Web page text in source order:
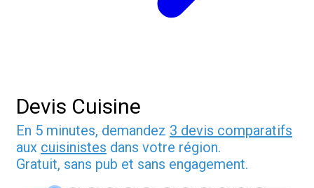
Devis Cuisine
En 5 minutes, demandez 3 devis comparatifs
aux cuisinistes dans votre région.
Gratuit, sans pub et sans engagement.